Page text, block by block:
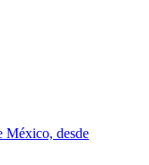
México, desde